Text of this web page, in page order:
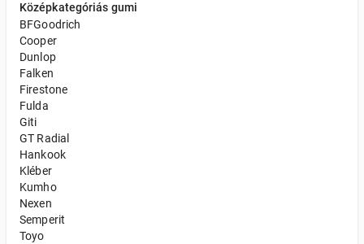
Középkategóriás gumi
BFGoodrich
Cooper
Dunlop
Falken
Firestone
Fulda
Giti
GT Radial
Hankook
Kléber
Kumho
Nexen
Semperit
Toyo